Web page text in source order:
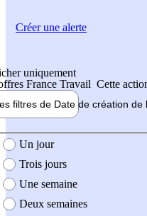
uniquement
France Travail Cette
filtres de Date de création de
création de l'offre
Un jour
Trois jours
Une semaine
Deux semaines
Créer une alerte